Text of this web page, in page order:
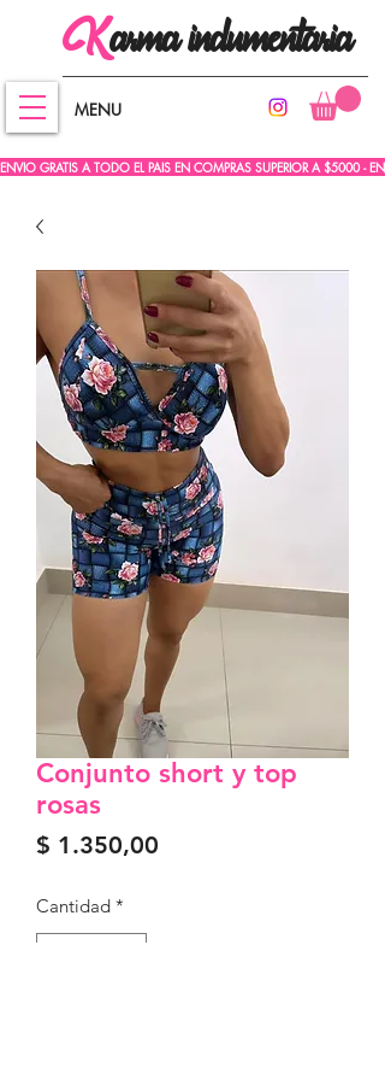
arma
K indumentaria
MENU
ENVIO GRATIS A TODO EL PAIS EN COMPRAS SUPERIOR A $5000 -
Conjunto short y top
rosas
$ 1.350,00
Cantidad *